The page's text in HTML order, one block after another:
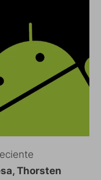
Thorsten